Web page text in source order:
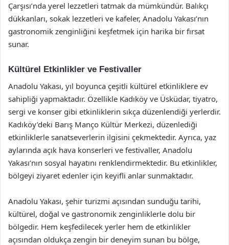
Çarşısı’nda yerel lezzetleri tatmak da mümkündür. Balıkçı
dükkanları, sokak lezzetleri ve kafeler, Anadolu Yakası’nın
gastronomik zenginliğini keşfetmek için harika bir fırsat
sunar.
Kültürel Etkinlikler ve Festivaller
Anadolu Yakası, yıl boyunca çeşitli kültürel etkinliklere ev
sahipliği yapmaktadır. Özellikle Kadıköy ve Üsküdar, tiyatro,
sergi ve konser gibi etkinliklerin sıkça düzenlendiği yerlerdir.
Kadıköy’deki Barış Manço Kültür Merkezi, düzenlediği
etkinliklerle sanatseverlerin ilgisini çekmektedir. Ayrıca, yaz
aylarında açık hava konserleri ve festivaller, Anadolu
Yakası’nın sosyal hayatını renklendirmektedir. Bu etkinlikler,
bölgeyi ziyaret edenler için keyifli anlar sunmaktadır.
Anadolu Yakası, şehir turizmi açısından sunduğu tarihi,
kültürel, doğal ve gastronomik zenginliklerle dolu bir
bölgedir. Hem keşfedilecek yerler hem de etkinlikler
açısından oldukça zengin bir deneyim sunan bu bölge,